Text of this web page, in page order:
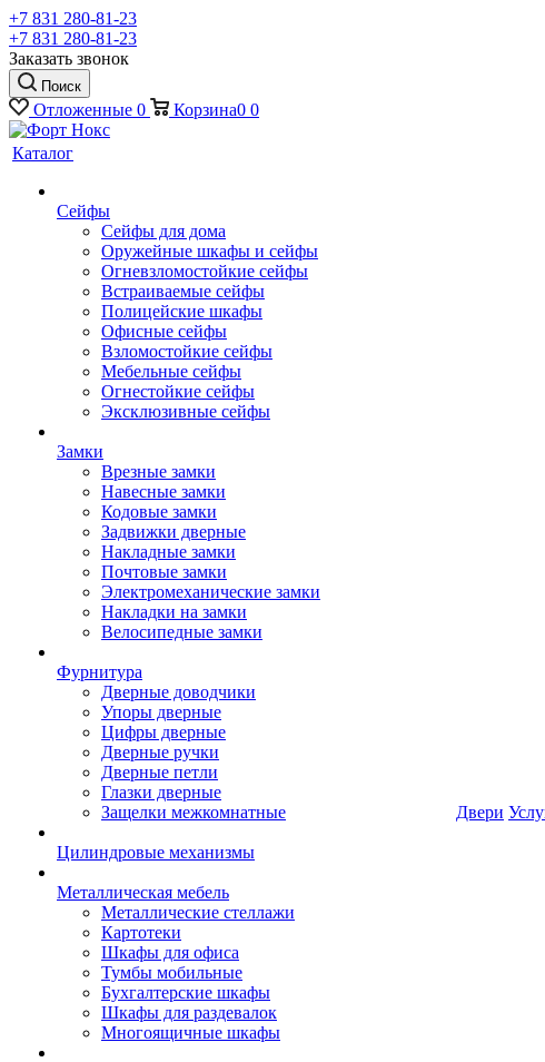
+7 831 280-81-23
+7 831 280-81-23
Заказать звонок
Поиск
Отложенные 0 Корзина0 0
Каталог
Сейфы
Сейфы для дома
Оружейные шкафы и сейфы
Огневзломостойкие сейфы
Встраиваемые сейфы
Полицейские шкафы
Офисные сейфы
Взломостойкие сейфы
Мебельные сейфы
Огнестойкие сейфы
Эксклюзивные сейфы
Замки
Врезные замки
Навесные замки
Кодовые замки
Задвижки дверные
Накладные замки
Почтовые замки
Электромеханические замки
Накладки на замки
Велосипедные замки
Фурнитура
Дверные доводчики
Упоры дверные
Цифры дверные
Дверные ручки
Дверные петли
Глазки дверные
Защелки межкомнатные
Цилиндровые механизмы
Металлическая мебель
Металлические стеллажи
Картотеки
Шкафы для офиса
Тумбы мобильные
Бухгалтерские шкафы
Шкафы для раздевалок
Многоящичные шкафы
Двери